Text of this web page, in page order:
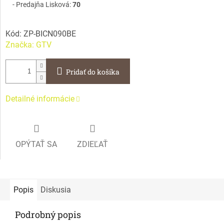
Predajňa Lisková:70
Kód: ZP-BICN090BE
Značka: GTV
Pridať do košíka
Detailné informácie
OPÝTAŤ SA ZDIEĽAŤ
Popis Diskusia
Podrobný popis